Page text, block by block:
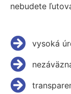
nebudete
vysoká